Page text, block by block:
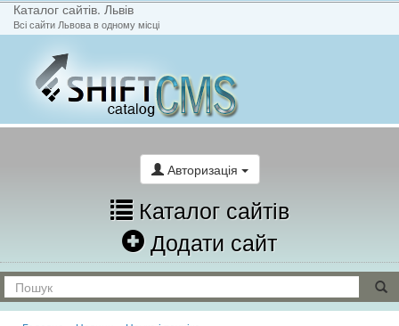
Каталог сайтів. Львів
Всі сайти Львова в одному місці
Авторизація
Каталог сайтів
Додати сайт